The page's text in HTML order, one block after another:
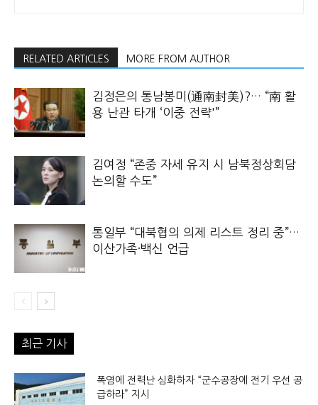
RELATED ARTICLES MORE FROM AUTHOR
김정은의 통남봉미(通南封美)?… “南 활
용 난관 타개 ‘이중 전략'”
김여정 “존중 자세 유지 시 남북정상회담
논의할 수도”
통일부 “대북협의 의제 리스트 정리 중”…
이산가족·백신 언급
최근 기사
폭염에 전력난 심화하자 “군수공장에 전기 우선 공
급하라” 지시